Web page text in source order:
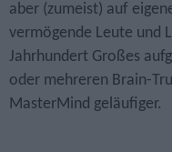
aber (zumeist) auf
vermögende Leute und
Jahrhundert Großes
oder mehreren Brain-
MasterMind geläufiger.